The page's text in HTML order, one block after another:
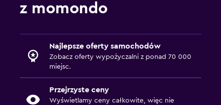
z momondo
Najlepsze oferty samochodów
Zobacz oferty wypożyczalni z ponad 70 000
miejsc.
Przejrzyste ceny
Wyświetlamy ceny całkowite, więc nie